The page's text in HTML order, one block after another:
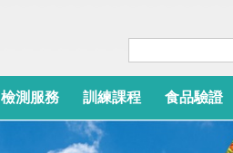
檢測服務 訓練課程 食品驗證